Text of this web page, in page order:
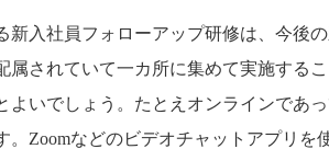
新入社員フォローアップ研修は、今後
属されていて一カ所に集めて実施する
よいでしょう。たとえオンラインであ
。Zoomなどのビデオチャットアプリ